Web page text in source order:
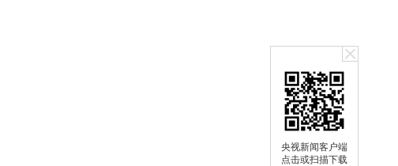
央视新闻客户端
点击或扫描下载